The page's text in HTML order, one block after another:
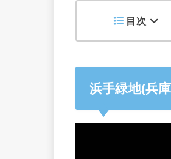
目次
浜手緑地(兵